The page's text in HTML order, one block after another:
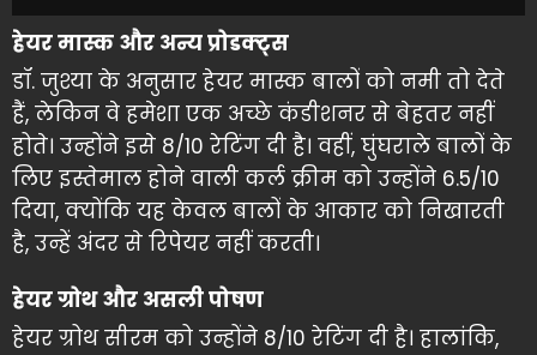
हेयर मास्क और अन्य प्रोडक्ट्स
डॉ. जुश्या के अनुसार हेयर मास्क बालों को नमी तो देते
हैं, लेकिन वे हमेशा एक अच्छे कंडीशनर से बेहतर नहीं
होते। उन्होंने इसे 8/10 रेटिंग दी है। वहीं, घुंघराले बालों के
लिए इस्तेमाल होने वाली कर्ल क्रीम को उन्होंने 6.5/10
दिया, क्योंकि यह केवल बालों के आकार को निखारती
है, उन्हें अंदर से रिपेयर नहीं करती।
हेयर ग्रोथ और असली पोषण
हेयर ग्रोथ सीरम को उन्होंने 8/10 रेटिंग दी है। हालांकि,